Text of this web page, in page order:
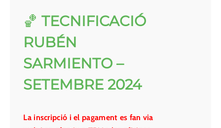
🏀TECNIFICACIÓ
RUBÉN
SARMIENTO –
SETEMBRE 2024
La inscripció i el pagament es fan via